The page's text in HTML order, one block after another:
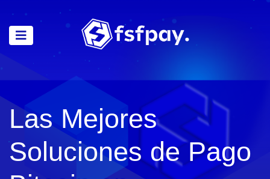
Las Mejores
Soluciones de Pago